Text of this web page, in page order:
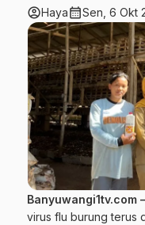
account_circleHayacalendar_monthSen, 6 Okt
Banyuwangi1tv.com –
virus flu burung terus